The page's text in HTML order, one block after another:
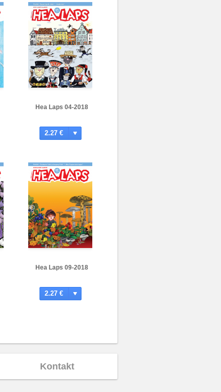
Hea Laps 04-2018
2.27 €
Hea Laps 09-2018
2.27 €
Kontakt